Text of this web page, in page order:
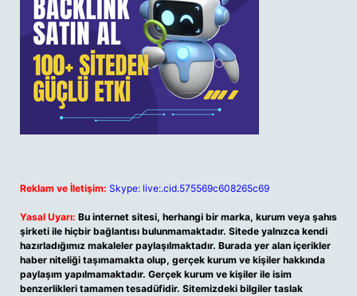
Reklam ve İletişim: Skype: live:.cid.575569c608265c69
Yasal Uyarı: Bu internet sitesi, herhangi bir marka, kurum veya şahıs
şirketi ile hiçbir bağlantısı bulunmamaktadır. Sitede yalnızca kendi
hazırladığımız makaleler paylaşılmaktadır. Burada yer alan içerikler
haber niteliği taşımamakta olup, gerçek kurum ve kişiler hakkında
paylaşım yapılmamaktadır. Gerçek kurum ve kişiler ile isim
benzerlikleri tamamen tesadüfidir. Sitemizdeki bilgiler taslak